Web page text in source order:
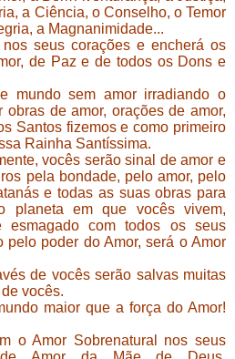
a Ciência, o Conselho, o Temor
a Magnanimidade...
seus corações e encherá os
de Paz e de todos os Dons e
mundo sem amor irradiando o
obras de amor, orações de amor,
Santos fizemos e como primeiro
Rainha Santíssima.
vocês serão sinal de amor e
pela bondade, pelo amor, pelo
e todas as suas obras para
planeta em que vocês vivem,
esmagado com todos os seus
pelo poder do Amor, será o Amor
de vocês serão salvas muitas
vocês.
maior que a força do Amor!
o Amor Sobrenatural nos seus